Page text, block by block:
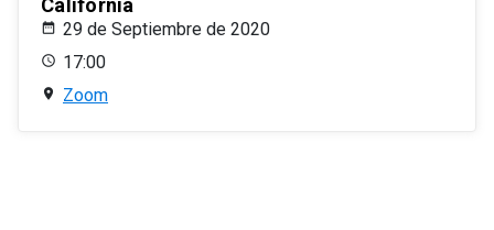
California
29 de Septiembre de 2020
17:00
Zoom